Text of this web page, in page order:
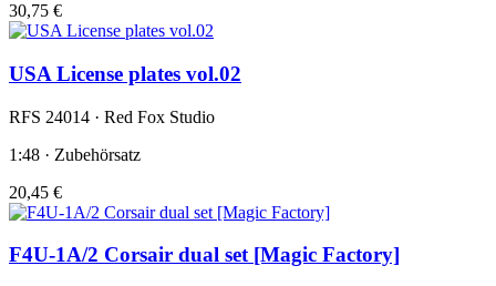
30,75 €
USA License plates vol.02
RFS 24014 · Red Fox Studio
1:48 · Zubehörsatz
20,45 €
F4U-1A/2 Corsair dual set [Magic Factory]